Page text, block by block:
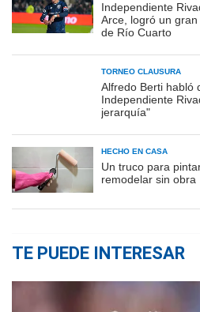
Independiente
Arce, logró un
de Río Cuarto
TORNEO CLAUSURA
Alfredo Berti habló
Independiente
jerarquía"
HECHO EN CASA
Un truco para
remodelar sin obra
TE PUEDE INTERESAR